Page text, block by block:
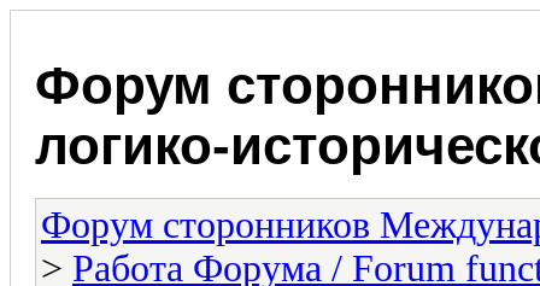
Форум
логико-
Форум сторонников
> Работа Форума / Forum